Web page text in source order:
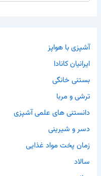
آشپزی با هواپز
ایرانیان کانادا
بستنی خانگی
ترشی و مربا
دانستنی های علمی آشپزی
دسر و شیرینی
زمان پخت مواد غذایی
سالاد